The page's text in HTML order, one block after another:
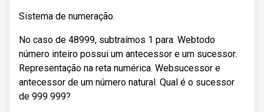
Sistema de numeração.
No caso de 48999, subtraímos 1 para. Webtodo
número inteiro possui um antecessor e um sucessor.
Representação na reta numérica. Websucessor e
antecessor de um número natural. Qual é o sucessor
de 999 999?